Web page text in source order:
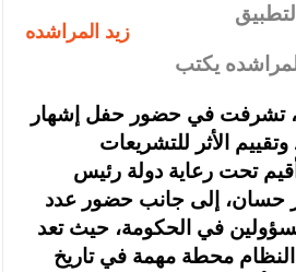
زيد المراشده
يكتب
تشرفت في حضور حفل إشهار
الأثر للتشريعات
تحت رعاية دولة رئيس
حسان، إلى جانب حضور عدد
في الحكومة، حيث تعد
النظام محطة مهمة في تاريخ